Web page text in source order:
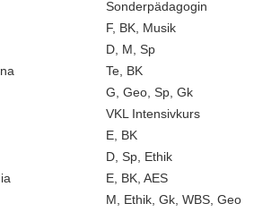
Sonderpädagogin
F, BK, Musik
D M, Sp
Te, BK
G, Geo, Sp, Gk
VKL Intensivkurs
E, BK
D, Sp, Ethik
E BK AES
M, Ethik, Gk, WBS, Geo